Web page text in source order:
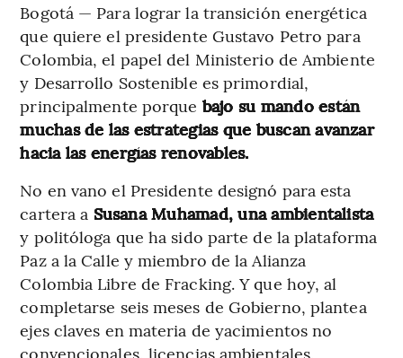
Bogotá — Para lograr la transición energética
que quiere el presidente Gustavo Petro para
Colombia, el papel del Ministerio de Ambiente
y Desarrollo Sostenible es primordial,
principalmente porque bajo su mando están
muchas de las estrategias que buscan avanzar
hacia las energías renovables.
No en vano el Presidente designó para esta
cartera a Susana Muhamad, una ambientalista
y politóloga que ha sido parte de la plataforma
Paz a la Calle y miembro de la Alianza
Colombia Libre de Fracking. Y que hoy, al
completarse seis meses de Gobierno, plantea
ejes claves en materia de yacimientos no
convencionales, licencias ambientales,